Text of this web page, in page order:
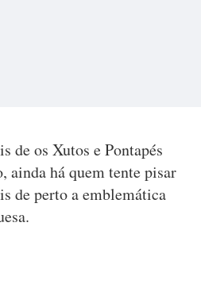
de os Xutos e Pontapés
ainda há quem tente pisar
de perto a emblemática